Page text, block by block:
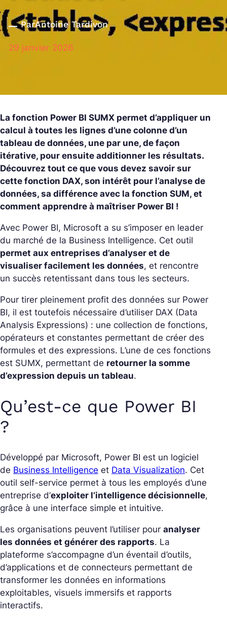
ParAntoine Tardivon
29 janvier 2026
La fonction Power BI SUMX permet d’appliquer un
calcul à toutes les lignes d’une colonne d’un
tableau de données, une par une, de façon
itérative, pour ensuite additionner les résultats.
Découvrez tout ce que vous devez savoir sur
cette fonction DAX, son intérêt pour l’analyse de
données, sa différence avec la fonction SUM, et
comment apprendre à maîtriser Power BI !
Avec Power BI, Microsoft a su s’imposer en leader
du marché de la Business Intelligence. Cet outil
permet aux entreprises d’analyser et de
visualiser facilement les données, et rencontre
un succès retentissant dans tous les secteurs.
Pour tirer pleinement profit des données sur Power
BI, il est toutefois nécessaire d’utiliser DAX (Data
Analysis Expressions) : une collection de fonctions,
opérateurs et constantes permettant de créer des
formules et des expressions. L’une de ces fonctions
est SUMX, permettant de retourner la somme
d’expression depuis un tableau.
Qu’est-ce que Power BI
?
Développé par Microsoft, Power BI est un logiciel
de Business Intelligence et Data Visualization. Cet
outil self-service permet à tous les employés d’une
entreprise d’exploiter l’intelligence décisionnelle,
grâce à une interface simple et intuitive.
Les organisations peuvent l’utiliser pour analyser
les données et générer des rapports. La
plateforme s’accompagne d’un éventail d’outils,
d’applications et de connecteurs permettant de
transformer les données en informations
exploitables, visuels immersifs et rapports
interactifs.